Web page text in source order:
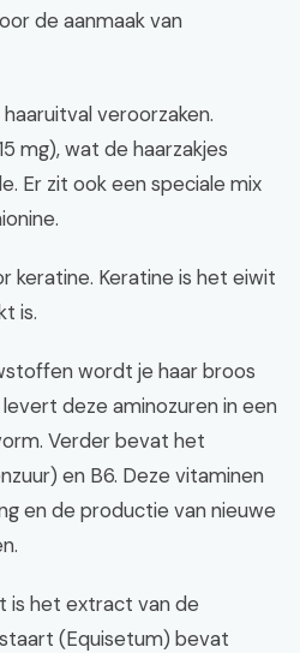
de aanmaak van
veroorzaken.
mg), wat de haarzakjes
Er zit ook een speciale mix
keratine. Keratine is het eiwit
is.
wordt je haar broos
deze aminozuren in een
Verder bevat het
en B6. Deze vitaminen
en de productie van nieuwe
is het extract van de
(Equisetum) bevat